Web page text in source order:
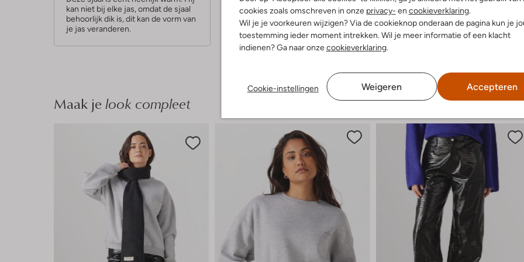
cookies zoals omschreven in onze privacy- en cookieverklaring.
Wil je je voorkeuren wijzigen? Via de cookieknop onderaan de pagina kun je
toestemming ieder moment intrekken. Wil je meer informatie of een klacht
indienen? Ga naar onzecookieverklaring.
Cookie-instellingen Weigeren Accepteren
r
r
e
kan niet bij elke jas, omdat de sjaal
behoorlijk dik is, dit kan de vorm van
je jas veranderen.
Maak je look compleet